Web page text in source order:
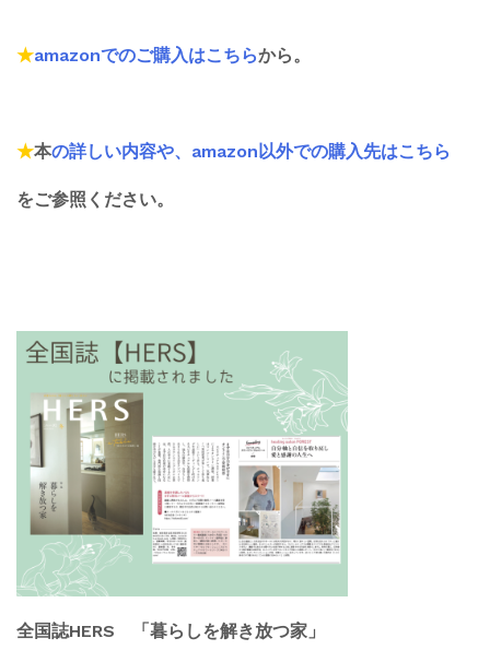
★amazonでのご購入はこちらから。
★本の詳しい内容や、amazon以外での購入先はこちら
をご参照ください。
全国誌HERS 「暮らしを解き放つ家」